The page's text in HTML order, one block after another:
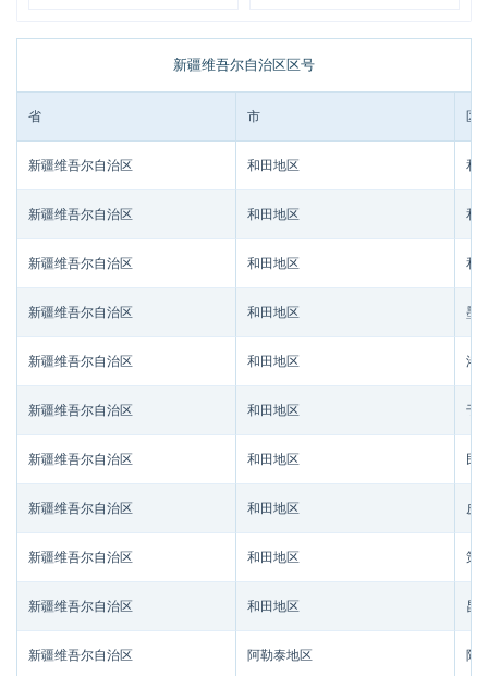
新疆维吾尔自治区区号
省 市 区/
新疆维吾尔自治区 和田地区 和
新疆维吾尔自治区 和田地区 和
新疆维吾尔自治区 和田地区 和
新疆维吾尔自治区 和田地区 墨
新疆维吾尔自治区 和田地区 洛
新疆维吾尔自治区 和田地区 于
新疆维吾尔自治区 和田地区 民
新疆维吾尔自治区 和田地区 皮
新疆维吾尔自治区 和田地区 策
新疆维吾尔自治区 和田地区 昆
新疆维吾尔自治区 阿勒泰地区 阿